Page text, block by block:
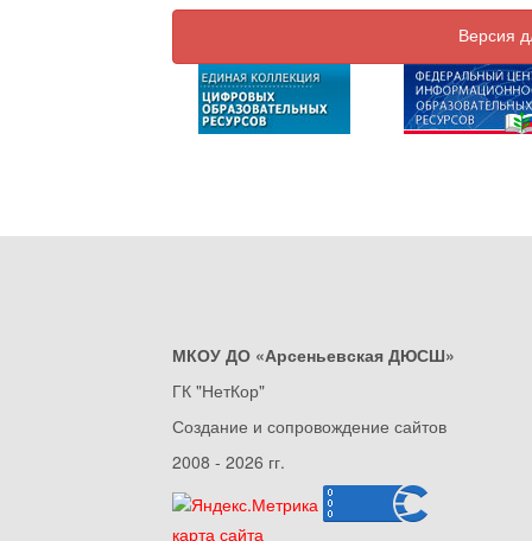
Версия
МКОУ ДО «Арсеньевская ДЮСШ»
ГК "НетКор"
Создание и сопровождение сайтов
2008 - 2026 гг.
карта сайта